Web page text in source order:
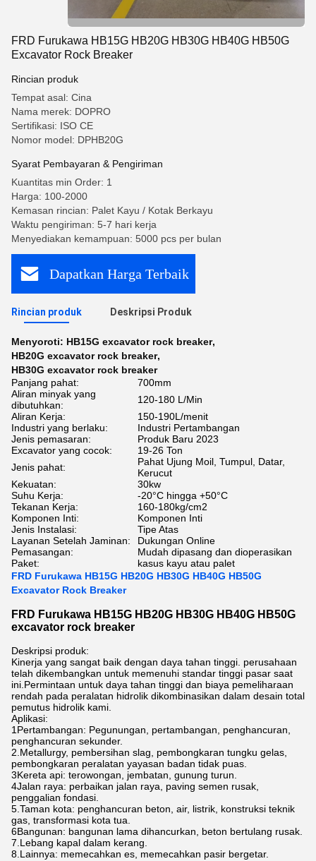
FRD Furukawa HB15G HB20G HB30G HB40G HB50G
Excavator Rock Breaker
Rincian produk
Tempat asal: Cina
Nama merek: DOPRO
Sertifikasi: ISO CE
Nomor model: DPHB20G
Syarat Pembayaran & Pengiriman
Kuantitas min Order: 1
Harga: 100-2000
Kemasan rincian: Palet Kayu / Kotak Berkayu
Waktu pengiriman: 5-7 hari kerja
Menyediakan kemampuan: 5000 pcs per bulan
Dapatkan Harga Terbaik
Rincian produk Deskripsi Produk
Menyoroti: HB15G excavator rock breaker,
HB20G excavator rock breaker,
HB30G excavator rock breaker
Panjang pahat:
700mm
Aliran minyak yang
dibutuhkan:
120-180 L/Min
Aliran Kerja:
150-190L/menit
Industri yang berlaku:
Industri Pertambangan
Jenis pemasaran:
Produk Baru 2023
Excavator yang cocok:
19-26 Ton
Jenis pahat:
Pahat Ujung Moil, Tumpul, Datar,
Kerucut
Kekuatan:
30kw
Suhu Kerja:
-20°C hingga +50°C
Tekanan Kerja:
160-180kg/cm2
Komponen Inti:
Komponen Inti
Jenis Instalasi:
Tipe Atas
Layanan Setelah Jaminan:
Dukungan Online
Pemasangan:
Mudah dipasang dan dioperasikan
Paket:
kasus kayu atau palet
FRD Furukawa HB15G HB20G HB30G HB40G HB50G
Excavator Rock Breaker
FRD Furukawa HB15G HB20G HB30G HB40G HB50G
excavator rock breaker
Deskripsi produk:
Kinerja yang sangat baik dengan daya tahan tinggi. perusahaan
telah dikembangkan untuk memenuhi standar tinggi pasar saat
ini.Permintaan untuk daya tahan tinggi dan biaya pemeliharaan
rendah pada peralatan hidrolik dikombinasikan dalam desain total
pemutus hidrolik kami.
Aplikasi:
1Pertambangan: Pegunungan, pertambangan, penghancuran,
penghancuran sekunder.
2.Metallurgy, pembersihan slag, pembongkaran tungku gelas,
pembongkaran peralatan yayasan badan tidak puas.
3Kereta api: terowongan, jembatan, gunung turun.
4Jalan raya: perbaikan jalan raya, paving semen rusak,
penggalian fondasi.
5.Taman kota: penghancuran beton, air, listrik, konstruksi teknik
gas, transformasi kota tua.
6Bangunan: bangunan lama dihancurkan, beton bertulang rusak.
7.Lebang kapal dalam kerang.
8.Lainnya: memecahkan es, memecahkan pasir bergetar.